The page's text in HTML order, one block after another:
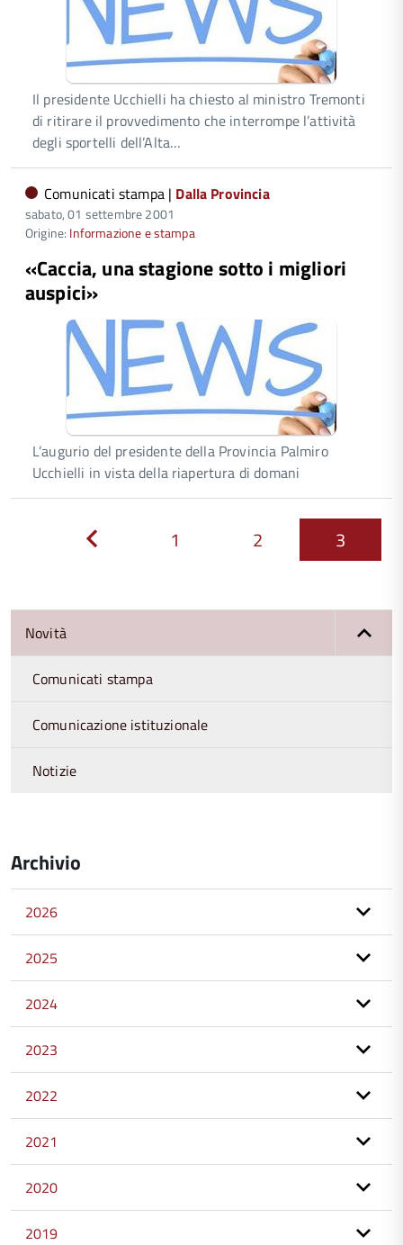
Il presidente Ucchielli ha chiesto al ministro Tremonti
di ritirare il provvedimento che interrompe l’attività
degli sportelli dell’Alta…
Comunicati stampa | Dalla Provincia
sabato, 01 settembre 2001
Origine: Informazione e stampa
«Caccia, una stagione sotto i migliori
auspici»
L’augurio del presidente della Provincia Palmiro
Ucchielli in vista della riapertura di domani
1 2 3
Novità
Comunicati stampa
Comunicazione istituzionale
Notizie
Archivio
2026
2025
2024
2023
2022
2021
2020
2019